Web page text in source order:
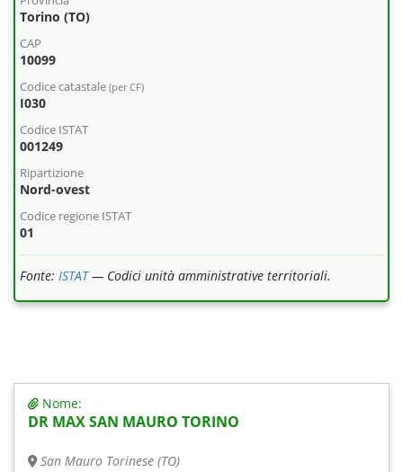
Torino (TO)
CAP
10099
Codice catastale (per CF)
I030
Codice ISTAT
001249
Ripartizione
Nord-ovest
Codice regione ISTAT
01
Fonte: ISTAT— Codici unità amministrative territoriali.
Nome:
DR MAX SAN MAURO TORINO
San Mauro Torinese (TO)